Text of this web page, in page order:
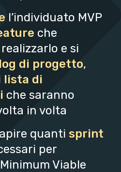
l’individuato MVP
che
e si
di progetto,
lista di
che saranno
in volta
quanti sprint
per
Viable